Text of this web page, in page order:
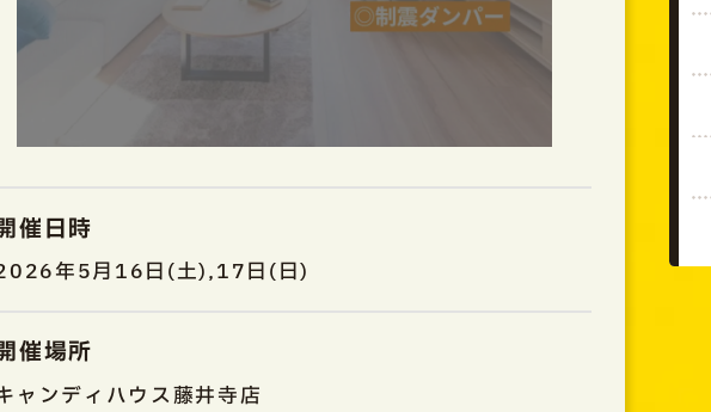
催日時
年5月16日(土),17日(日)
催場所
ャンディハウス藤井寺店